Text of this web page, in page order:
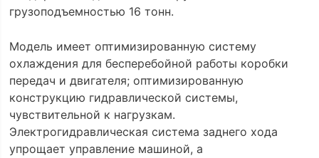
грузоподъемностью 16 тонн.
Модель имеет оптимизированную систему
охлаждения для бесперебойной работы коробки
передач и двигателя; оптимизированную
конструкцию гидравлической системы,
чувствительной к нагрузкам.
Электрогидравлическая система заднего хода
упрощает управление машиной, а